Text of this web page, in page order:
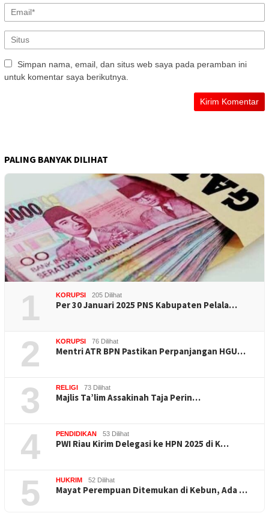
Simpan nama, email, dan situs web saya pada peramban ini
untuk komentar saya berikutnya.
PALING BANYAK DILIHAT
1 KORUPSI 205 Dilihat
Per 30 Januari 2025 PNS Kabupaten Pelala…
2 KORUPSI 76 Dilihat
Mentri ATR BPN Pastikan Perpanjangan HGU…
3 RELIGI 73 Dilihat
Majlis Ta’lim Assakinah Taja Perin…
4 PENDIDIKAN 53 Dilihat
PWI Riau Kirim Delegasi ke HPN 2025 di K…
5 HUKRIM 52 Dilihat
Mayat Perempuan Ditemukan di Kebun, Ada …